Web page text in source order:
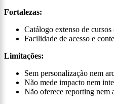
Fortalezas:
Catálogo extenso de
Facilidade de acesso e
Limitações:
Sem personalização nem
Não mede impacto nem
Não oferece reporting nem